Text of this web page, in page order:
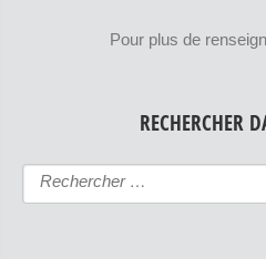
Pour plus de
RECHERCHER